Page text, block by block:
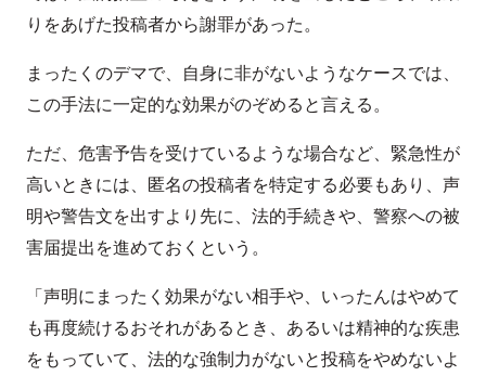
りをあげた投稿者から謝罪があった。
まったくのデマで、自身に非がないようなケースでは、
この手法に一定的な効果がのぞめると言える。
ただ、危害予告を受けているような場合など、緊急性が
高いときには、匿名の投稿者を特定する必要もあり、声
明や警告文を出すより先に、法的手続きや、警察への被
害届提出を進めておくという。
「声明にまったく効果がない相手や、いったんはやめて
も再度続けるおそれがあるとき、あるいは精神的な疾患
をもっていて、法的な強制力がないと投稿をやめないよ